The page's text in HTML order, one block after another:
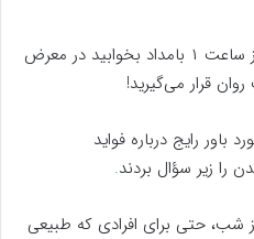
، اگر دیرتر از ساعت ۱ بامداد بخوابید در معرض
قرار می‌گیرید!
باور رایج درباره فواید
را زیر سؤال بردند.
از شب، حتی برای افرادی که طبیعی